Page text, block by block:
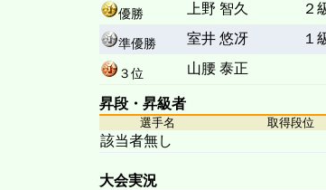
優勝 上野 智久 ２
準優勝 室井 悠冴 １
３位 山腰 泰正
昇段・昇級者
選手名 取得段位
該当者無し
大会実況